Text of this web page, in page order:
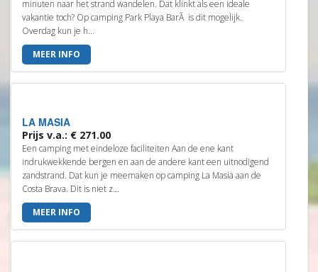
minuten naar het strand wandelen. Dat klinkt als een ideale
vakantie toch? Op camping Park Playa BarÃ is dit mogelijk.
Overdag kun je h...
MEER INFO
LA MASIA
Prijs v.a.: € 271.00
Een camping met eindeloze faciliteiten Aan de ene kant
indrukwekkende bergen en aan de andere kant een uitnodigend
zandstrand. Dat kun je meemaken op camping La Masia aan de
Costa Brava. Dit is niet z...
MEER INFO